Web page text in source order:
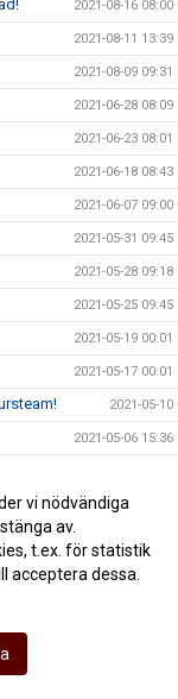
2021-08-16 08:00
2021-08-11 13:39
2021-08-09 09:31
2021-06-28 08:09
2021-06-23 08:01
2021-06-18 08:43
2021-06-07 09:00
2021-05-31 09:45
2021-05-28 09:18
2021-05-25 09:45
2021-05-19 00:01
2021-05-17 00:01
2021-05-10
2021-05-06 15:36
2021-04-29 20:50
2021-04-22 13:00
2021-04-20 11:28
vi nödvändiga
av.
t.ex. för statistik
acceptera dessa.